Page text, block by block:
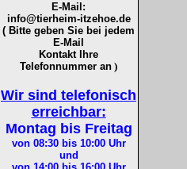
E-Mail:
info@tierheim-itzehoe.de
( Bitte geben Sie bei jedem
E-Mail
Kontakt Ihre
Telefonnummer an )
Wir sind telefonisch
erreichbar:
Montag bis Freitag
von 08:30 bis 10:00Uhr
und